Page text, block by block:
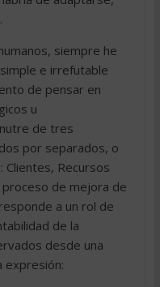
siempre he
e irrefutable
de pensar en
u
de tres
por separados, o
Recursos
de mejora de
a un rol de
de la
desde una
expresión: